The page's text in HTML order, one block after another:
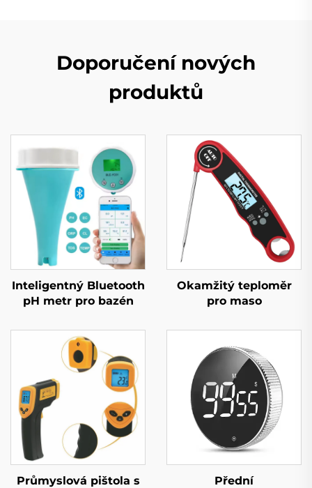
Doporučení nových
produktů
Inteligentný Bluetooth
pH metr pro bazén
Okamžitý teploměr
pro maso
Průmyslová pištola s
Přední